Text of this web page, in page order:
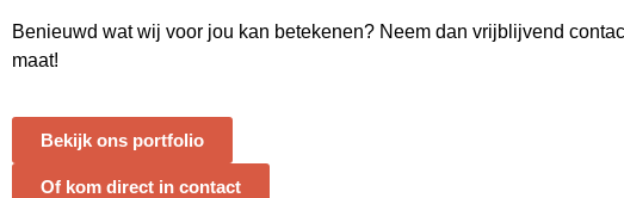
Benieuwd wat wij voor jou kan betekenen? Neem dan vrijblijvend
maat!
Bekijk ons portfolio
Of kom direct in contact